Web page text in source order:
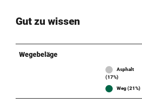
Gut zu wissen
Wegebeläge
Asphalt
(17%)
Weg (21%)